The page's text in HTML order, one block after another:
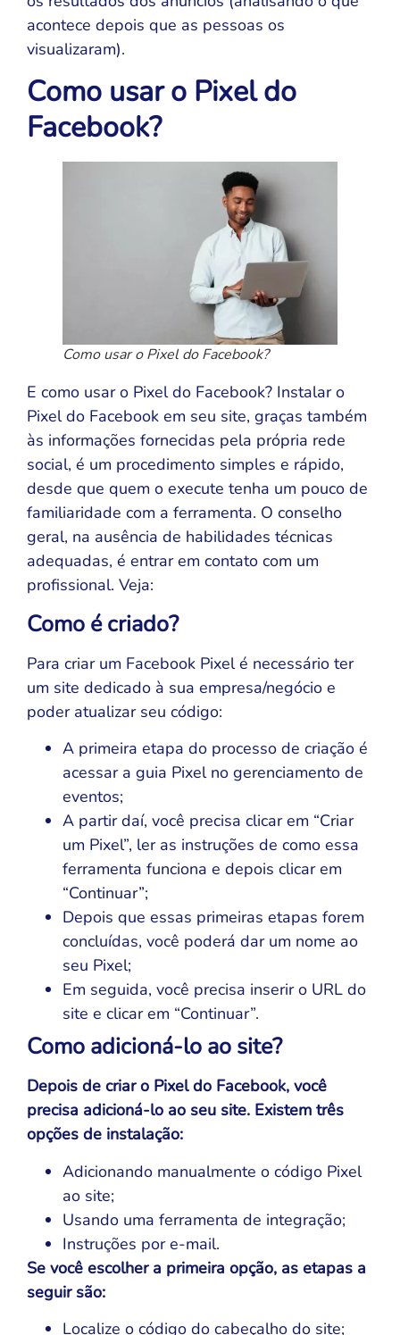
acontece depois que as pessoas os
visualizaram).
Como usar o Pixel do
Facebook?
Como usar o Pixel do Facebook?
E como usar o Pixel do Facebook? Instalar o
Pixel do Facebook em seu site, graças também
às informações fornecidas pela própria rede
social, é um procedimento simples e rápido,
desde que quem o execute tenha um pouco de
familiaridade com a ferramenta. O conselho
geral, na ausência de habilidades técnicas
adequadas, é entrar em contato com um
profissional. Veja:
Como é criado?
Para criar um Facebook Pixel é necessário ter
um site dedicado à sua empresa/negócio e
poder atualizar seu código:
A primeira etapa do processo de criação é
acessar a guia Pixel no gerenciamento de
eventos;
A partir daí, você precisa clicar em “Criar
um Pixel”, ler as instruções de como essa
ferramenta funciona e depois clicar em
“Continuar”;
Depois que essas primeiras etapas forem
concluídas, você poderá dar um nome ao
seu Pixel;
Em seguida, você precisa inserir o URL do
site e clicar em “Continuar”.
Como adicioná-lo ao site?
Depois de criar o Pixel do Facebook, você
precisa adicioná-lo ao seu site. Existem três
opções de instalação:
Adicionando manualmente o código Pixel
ao site;
Usando uma ferramenta de integração;
Instruções por e-mail.
Se você escolher a primeira opção, as etapas a
seguir são:
Localize o código do cabeçalho do site;